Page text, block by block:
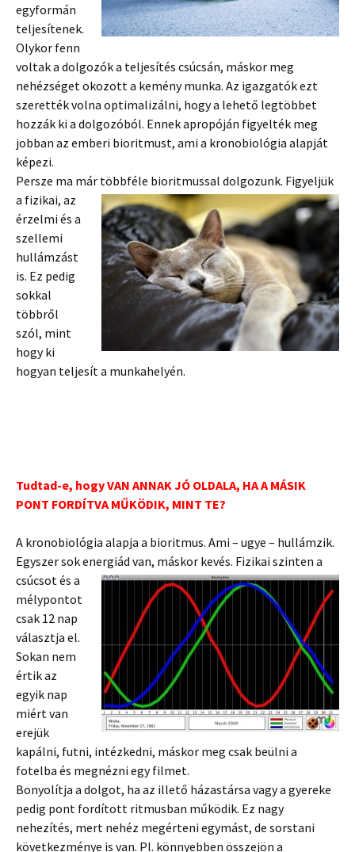
egyformán
teljesítenek.
Olykor fenn
voltak a dolgozók a teljesítés csúcsán, máskor meg
nehézséget okozott a kemény munka. Az igazgatók ezt
szerették volna optimalizálni, hogy a lehető legtöbbet
hozzák ki a dolgozóból. Ennek apropóján figyelték meg
jobban az emberi bioritmust, ami a kronobiológia alapját
képezi.
Persze ma már többféle bioritmussal dolgozunk. Figyeljük
a fizikai, az
érzelmi és a
szellemi
hullámzást
is. Ez pedig
sokkal
többről
szól, mint
hogy ki
hogyan teljesít a munkahelyén.
Tudtad-e, hogy VAN ANNAK JÓ OLDALA, HA A MÁSIK
PONT FORDÍTVA MŰKÖDIK, MINT TE?
A kronobiológia alapja a bioritmus. Ami – ugye – hullámzik.
Egyszer sok energiád van, máskor kevés. Fizikai szinten a
csúcsot és a
mélypontot
csak 12 nap
választja el.
Sokan nem
értik az
egyik nap
miért van
erejük
kapálni, futni, intézkedni, máskor meg csak beülni a
fotelba és megnézni egy filmet.
Bonyolítja a dolgot, ha az illető házastársa vagy a gyereke
pedig pont fordított ritmusban működik. Ez nagy
nehezítés, mert nehéz megérteni egymást, de sorstani
következménye is van. Pl. könnyebben összejön a